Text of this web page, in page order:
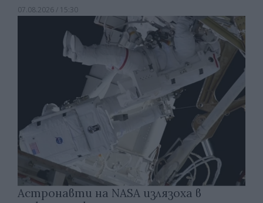
07.08.2026 / 15:30
Астронавти на NASA излязоха в